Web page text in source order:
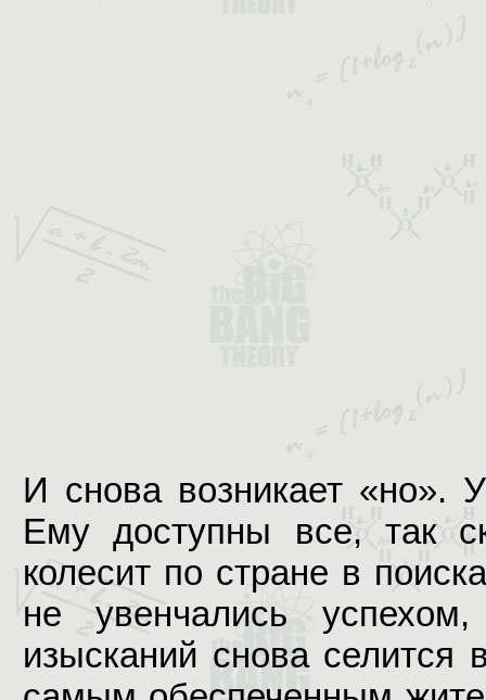
И снова возникает «но».
Ему доступны все, так
колесит по стране в
не увенчались
изысканий снова селится